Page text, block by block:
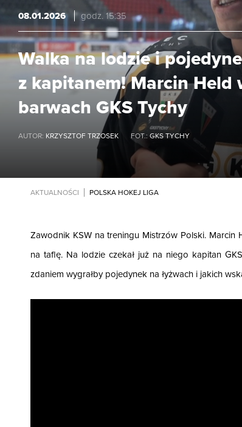
08.01.2026 godz. 15:35
Walka na lodzie i
z kapitanem! Marcin Held
barwach GKS Tychy
AUTOR: KRZYSZTOF TRZOSEK FOT.: GKS TYCHY
AKTUALNOŚCI POLSKA HOKEJ LIGA
Zawodnik KSW na treningu Mistrzów Polski. Marcin
na taflę. Na lodzie czekał już na niego kapitan
zdaniem wygrałby pojedynek na łyżwach i jakich